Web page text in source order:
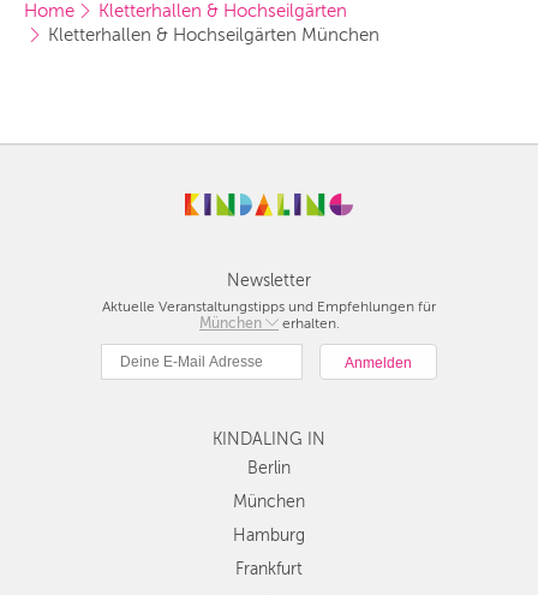
Home
Kletterhallen & Hochseilgärten
Kletterhallen & Hochseilgärten München
Newsletter
Aktuelle Veranstaltungstipps und Empfehlungen für
München
Berlin
Hamburg
Köln
Düsseldorf
Stuttgart
erhalten.
KINDALING IN
Berlin
München
Hamburg
Frankfurt